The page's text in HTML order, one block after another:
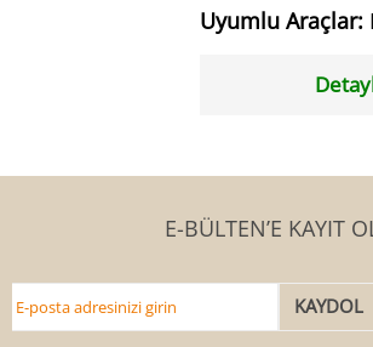
Uyumlu Araçlar:
E-BÜLTEN’E KAYIT